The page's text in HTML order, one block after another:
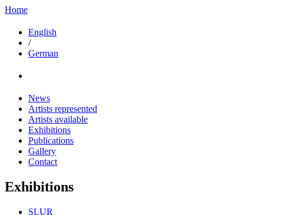
Home
English
/
German
News
Artists represented
Artists available
Exhibitions
Publications
Gallery
Contact
Exhibitions
SLUR